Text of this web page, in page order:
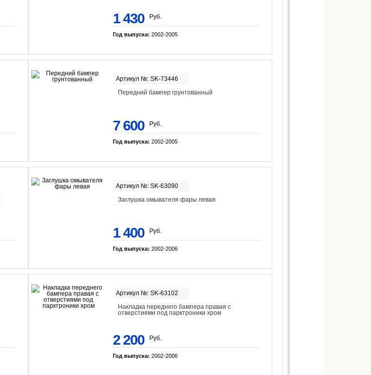
1 430 Руб.
Год выпуска: 2002-2005
Артикул №: SK-73446
Передний бампер грунтованный
7 600 Руб.
Год выпуска: 2002-2005
Артикул №: SK-63090
Заглушка омывателя фары левая
1 400 Руб.
Год выпуска: 2002-2006
Артикул №: SK-63102
Накладка переднего бампера правая с
отверстиями под парктроники хром
2 200 Руб.
Год выпуска: 2002-2006